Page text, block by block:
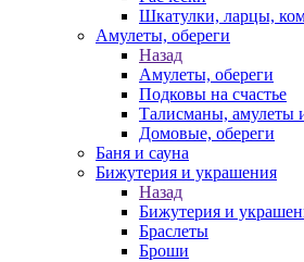
Шкатулки, ларцы,
Амулеты, обереги
Назад
Амулеты, обереги
Подковы на счастье
Талисманы, амулеты
Домовые, обереги
Баня и сауна
Бижутерия и украшения
Назад
Бижутерия и
Браслеты
Броши